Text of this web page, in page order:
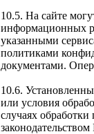
10.5. На сайте
информационных
указанными
политиками
документами.
10.6.
или условия
случаях